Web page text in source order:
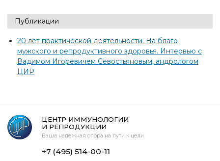
Публикации
20 лет практической деятельности. На благо
мужского и репродуктивного здоровья. Интервью с
Вадимом Игоревичем Севостьяновым, андрологом
ЦИР
ЦЕНТР ИММУНОЛОГИИ
И РЕПРОДУКЦИИ
Ваша надежная опора на пути к цели
+7 (495) 514-00-11